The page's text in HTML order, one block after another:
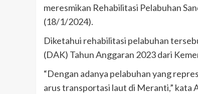
meresmikan Rehabilitasi Pelabuhan
(18/1/2024).
Diketahui rehabilitasi pelabuhan
(DAK) Tahun Anggaran 2023 dari
“Dengan adanya pelabuhan yang
arus transportasi laut di Meranti,” kata